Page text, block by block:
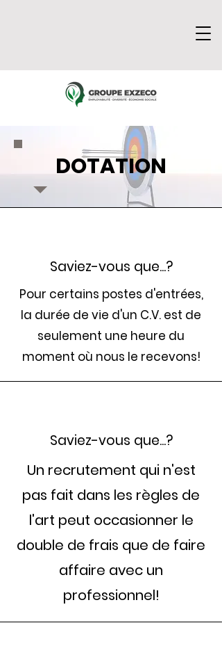
DOTATION
Saviez-vous que...?
Pour certains postes d'entrées,
la durée de vie d'un C.V. est de
seulement une heure du
moment où nous le recevons!
Saviez-vous que...?
Un recrutement qui n'est
pas fait dans les règles de
l'art peut occasionner le
double de frais que de faire
affaire avec un
professionnel!